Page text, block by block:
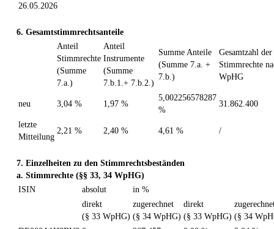
26.05.2026
6. Gesamtstimmrechtsanteile
Anteil
Stimmrechte
(Summe
7.a.)
Anteil
Instrumente
(Summe
7.b.1.+ 7.b.2.)
Summe Anteile
(Summe 7.a. +
7.b.)
Gesamtzahl der
Stimmrechte
WpHG
neu 3,04 % 1,97 %
5,002256578287
%
31.862.400
letzte
Mitteilung
2,21 % 2,40 % 4,61 % /
7. Einzelheiten zu den Stimmrechtsbeständen
a. Stimmrechte (§§ 33, 34 WpHG)
ISIN
absolut
in %
direkt
(§ 33 WpHG)
zugerechnet
(§ 34 WpHG)
direkt
(§ 33 WpHG) (§ 34